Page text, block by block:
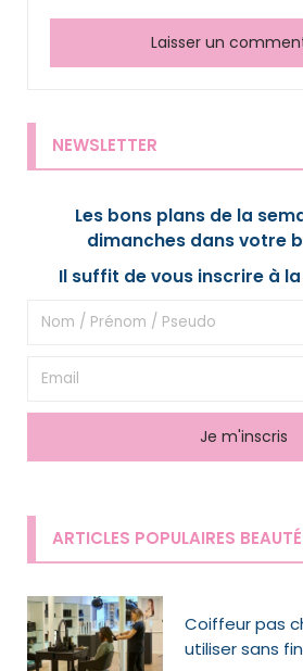
NEWSLETTER
Les bons plans de la
dimanches dans votre
Il suffit de vous inscrire à
ARTICLES POPULAIRES
Coiffeur pas
utiliser sans fin